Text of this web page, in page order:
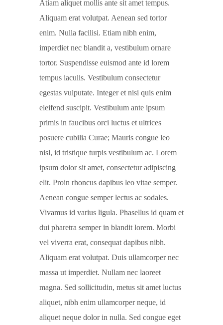
Atiam aliquet mollis ante sit amet tempus.
Aliquam erat volutpat. Aenean sed tortor
enim. Nulla facilisi. Etiam nibh enim,
imperdiet nec blandit a, vestibulum ornare
tortor. Suspendisse euismod ante id lorem
tempus iaculis. Vestibulum consectetur
egestas vulputate. Integer et nisi quis enim
eleifend suscipit. Vestibulum ante ipsum
primis in faucibus orci luctus et ultrices
posuere cubilia Curae; Mauris congue leo
nisl, id tristique turpis vestibulum ac. Lorem
ipsum dolor sit amet, consectetur adipiscing
elit. Proin rhoncus dapibus leo vitae semper.
Aenean congue semper lectus ac sodales.
Vivamus id varius ligula. Phasellus id quam et
dui pharetra semper in blandit lorem. Morbi
vel viverra erat, consequat dapibus nibh.
Aliquam erat volutpat. Duis ullamcorper nec
massa ut imperdiet. Nullam nec laoreet
magna. Sed sollicitudin, metus sit amet luctus
aliquet, nibh enim ullamcorper neque, id
aliquet neque dolor in nulla. Sed congue eget